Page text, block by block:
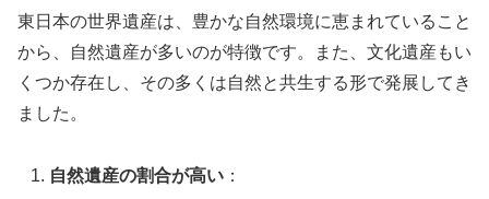
東日本の世界遺産は、豊かな自然環境に恵まれていること
から、自然遺産が多いのが特徴です。また、文化遺産もい
くつか存在し、その多くは自然と共生する形で発展してき
ました。
自然遺産の割合が高い ：